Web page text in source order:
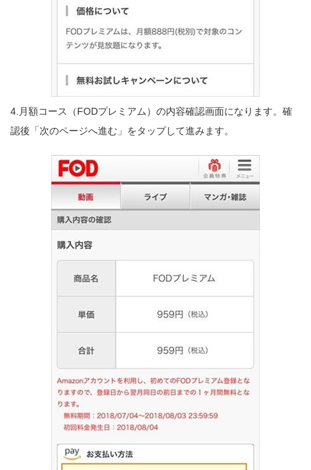
4.月額コース（FODプレミアム）の内容確認画面になります。確
認後「次のページへ進む」をタップして進みます。